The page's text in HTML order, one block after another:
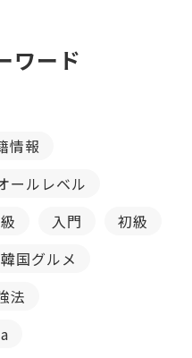
ワード
情報
ールレベル
入門
初級
韓国グルメ
法